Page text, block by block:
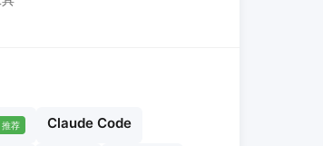
推荐 Claude Code